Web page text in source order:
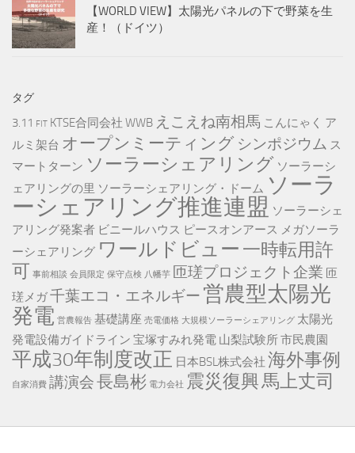
【WORLD VIEW】太陽光パネルの下で野菜を生
産！（ドイツ）
タグ
3.11 FIT KTSE合同会社 WWB えこえね南相馬 こんにゃく ア
ルミ架台 オープンミーティング シンポジウム ス
マートターン ソーラーシェアリング ソーラーシ
ェアリングの里 ソーラーシェアリング・ドーム ソーラ
ーシェアリング推進連盟 ソーラーシェ
アリング発案者 ビニールハウス ピースオンアース メガソーラ
ーシェアリング ワールドビュー 一時転用許
可 事前相談 会員限定 保守点検 八幡芋 匝瑳プロジェクト企業 匝
瑳メガ千葉エコ・エネルギー 営農型太陽光
発電 営農報告 基礎講座 売電価格 大規模ソーラーシェアリング 太陽光
発電設備ガイドライン 宝塚すみれ発電 山梨試験所市民農園
平成30年制度改正 日本BSL株式会社 海外事例
自家消費 講演会長島彬 電力会社 震災復興馬上丈司